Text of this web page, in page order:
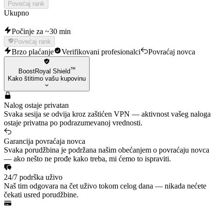
Povećaj rank
Ukupno
Počinje za ~30 min
Povećaj rank
Brzo plaćanje Verifikovani profesionalci Povraćaj novca
BoostRoyal Shield™
Kako štitimo vašu kupovinu
Nalog ostaje privatan
Svaka sesija se odvija kroz zaštićen VPN — aktivnost vašeg naloga
ostaje privatna po podrazumevanoj vrednosti.
Garancija povraćaja novca
Svaka porudžbina je podržana našim obećanjem o povraćaju novca
— ako nešto ne prođe kako treba, mi ćemo to ispraviti.
24/7 podrška uživo
Naš tim odgovara na čet uživo tokom celog dana — nikada nećete
čekati usred porudžbine.